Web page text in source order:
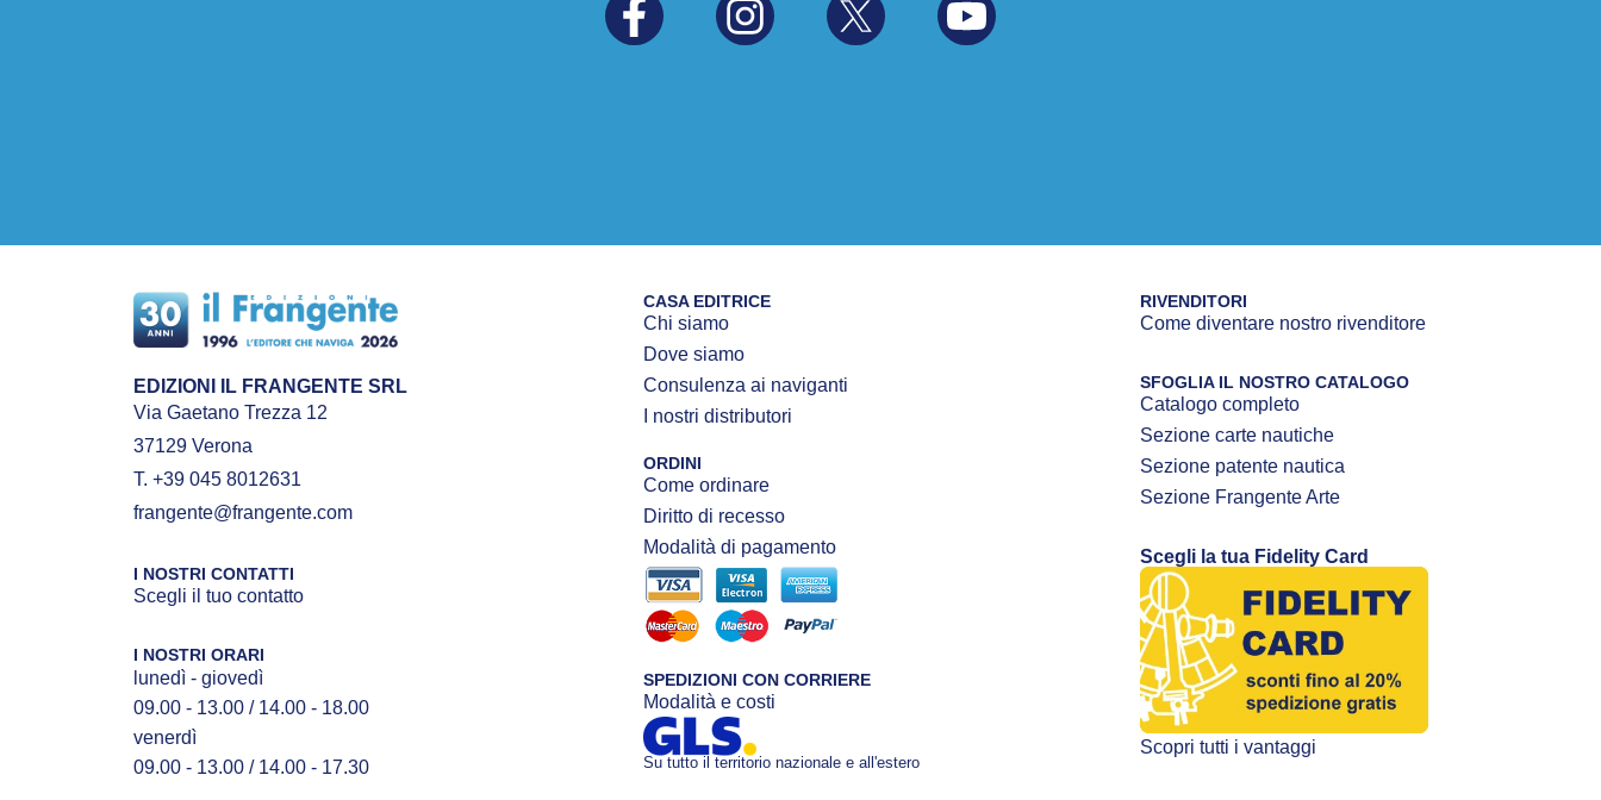
EDIZIONI IL FRANGENTE SRL
Via Gaetano Trezza 12
37129 Verona
T. +39 045 8012631
frangente@frangente.com
I NOSTRI CONTATTI
Scegli il tuo contatto
I NOSTRI ORARI
lunedì - giovedì
09.00 - 13.00 / 14.00 - 18.00
venerdì
09.00 - 13.00 / 14.00 - 17.30
CASA EDITRICE
Chi siamo
Dove siamo
Consulenza ai naviganti
I nostri distributori
ORDINI
Come ordinare
Diritto di recesso
Modalità di pagamento
SPEDIZIONI CON CORRIERE
Modalità e costi
Su tutto il territorio nazionale e all'estero
RIVENDITORI
Come diventare nostro rivenditore
SFOGLIA IL NOSTRO CATALOGO
Catalogo completo
Sezione carte nautiche
Sezione patente nautica
Sezione Frangente Arte
Scegli la tua Fidelity Card
Scopri tutti i vantaggi